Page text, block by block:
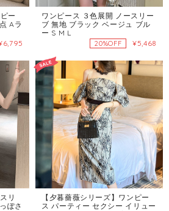
ー
Aラ
ワンピース ３色展開 ノースリー
ブ 無地 ブラック ベージュ ブル
ー S M L
20%OFF ¥5,468
リ
ぽさ
【夕暮薔薇シリーズ】ワンピー
ス パーティー セクシー イリュー